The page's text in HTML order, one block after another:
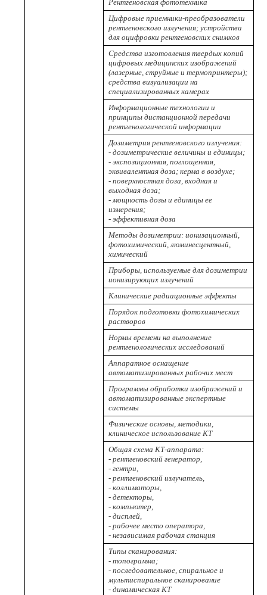
Рентгеновская фототехника
Цифровые приемники-преобразователи
рентгеновского излучения; устройства
для оцифровки рентгеновских снимков
Средства изготовления твердых копий
цифровых медицинских изображений
(лазерные, струйные и термопринтеры);
средства визуализации на
специализированных камерах
Информационные технологии и
принципы дистанционной передачи
рентгенологической информации
Дозиметрия рентгеновского излучения:
- дозиметрические величины и единицы;
- экспозиционная, поглощенная,
эквивалентная доза; керма в воздухе;
- поверхностная доза, входная и
выходная доза;
- мощность дозы и единицы ее
измерения;
- эффективная доза
Методы дозиметрии: ионизационный,
фотохимический, люминесцентный,
химический
Приборы, используемые для дозиметрии
ионизирующих излучений
Клинические радиационные эффекты
Порядок подготовки фотохимических
растворов
Нормы времени на выполнение
рентгенологических исследований
Аппаратное оснащение
автоматизированных рабочих мест
Программы обработки изображений и
автоматизированные экспертные
системы
Физические основы, методики,
клиническое использование КТ
Общая схема КТ-аппарата:
- рентгеновский генератор,
- гентри,
- рентгеновский излучатель,
- коллиматоры,
- детекторы,
- компьютер,
- дисплей,
- рабочее место оператора,
- независимая рабочая станция
Типы сканирования:
- топограмма;
- последовательное, спиральное и
мультиспиральное сканирование
- динамическая КТ